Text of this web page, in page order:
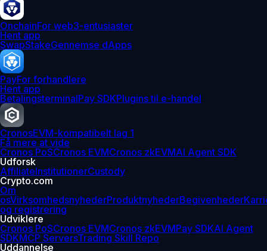
OnchainFor web3-entusiaster
Hent app
SwapStakeGennemse dApps
PayFor forhandlere
Hent app
BetalingsterminalPay SDKPlugins til e-handel
CronosEVM-kompatibelt lag 1
Få mere at vide
Cronos PoSCronos EVMCronos zkEVMAI Agent SDK
Udforsk
AffiliateInstitutionerCustody
Crypto.com
Om
osVirksomhedsnyhederProduktnyhederBegivenheder
og registrering
Udviklere
Cronos PoSCronos EVMCronos zkEVMPay SDKAI Agent
SDKMCP ServersTrading Skill Repo
Uddannelse